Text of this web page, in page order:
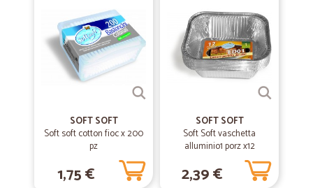
Ottimo servizio e qualia dei prodotti
24/05/2020
—Deana R.
28/02/2020
Simone P.
TOP!!!!!!!!!
SOFT SOFT
Soft soft cotton fioc x 200
pz
1,75 €
SOFT SOFT
Soft Soft vaschetta
alluminio1 porz x12
2,39 €